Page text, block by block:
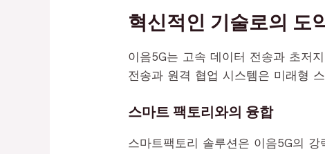
혁신적인 기술로의 도
이음5G는 고속 데이터 전송과 초저
전송과 원격 협업 시스템은 미래형
스마트 팩토리와의 융합
스마트팩토리 솔루션은 이음5G의